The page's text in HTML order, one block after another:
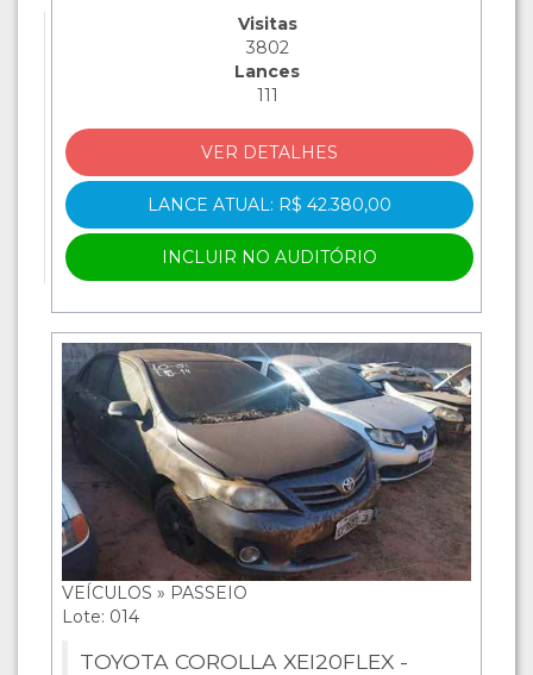
Visitas
3802
Lances
111
VER DETALHES
LANCE ATUAL: R$ 42.380,00
INCLUIR NO AUDITÓRIO
VEÍCULOS » PASSEIO
Lote: 014
TOYOTA COROLLA XEI20FLEX -